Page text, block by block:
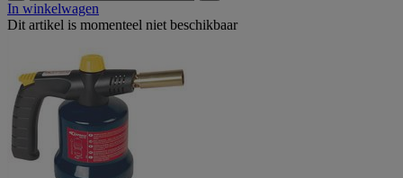
In winkelwagen
Dit artikel is momenteel niet beschikbaar